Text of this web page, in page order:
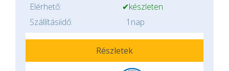
Elérhető:
✔készleten
Szállításiidő:
1nap
Részletek